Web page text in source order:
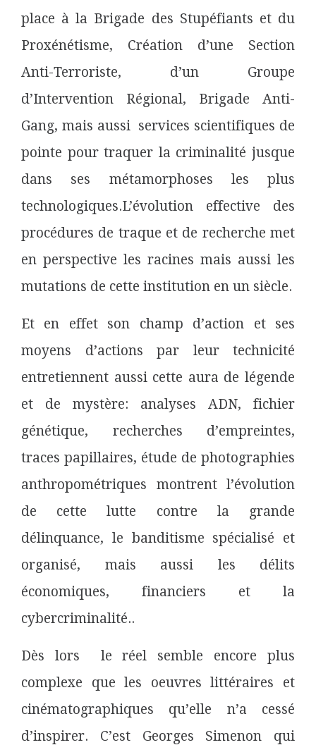
place à la Brigade des Stupéfiants et du
Proxénétisme, Création d’une Section
Anti-Terroriste, d’un Groupe
d’Intervention Régional, Brigade Anti-
Gang, mais aussi services scientifiques de
pointe pour traquer la criminalité jusque
dans ses métamorphoses les plus
technologiques.L’évolution effective des
procédures de traque et de recherche met
en perspective les racines mais aussi les
mutations de cette institution en un siècle.
Et en effet son champ d’action et ses
moyens d’actions par leur technicité
entretiennent aussi cette aura de légende
et de mystère: analyses ADN, fichier
génétique, recherches d’empreintes,
traces papillaires, étude de photographies
anthropométriques montrent l’évolution
de cette lutte contre la grande
délinquance, le banditisme spécialisé et
organisé, mais aussi les délits
économiques, financiers et la
cybercriminalité..
Dès lors le réel semble encore plus
complexe que les oeuvres littéraires et
cinématographiques qu’elle n’a cessé
d’inspirer. C’est Georges Simenon qui